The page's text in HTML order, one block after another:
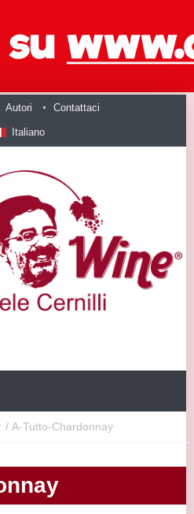
Autori Contattaci
Italiano
/ A-Tutto-Chardonnay